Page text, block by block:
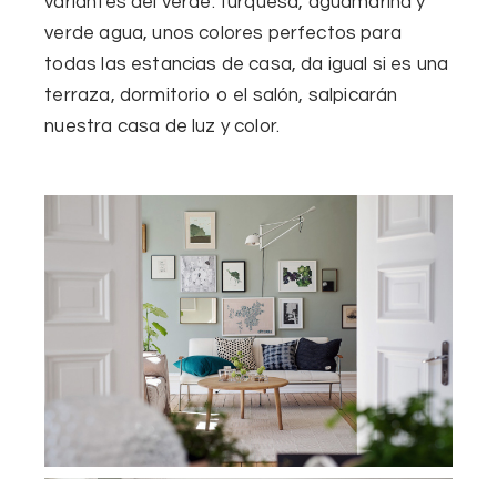
verde agua, unos colores perfectos para
todas las estancias de casa, da igual si es una
terraza, dormitorio o el salón, salpicarán
nuestra casa de luz y color.